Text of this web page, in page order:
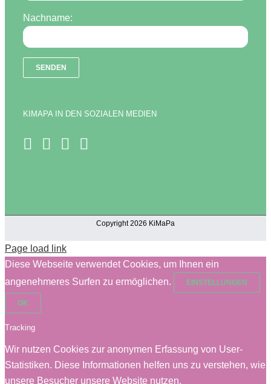
Nachname:
KIMAPA IN DEN SOZIALEN MEDIEN
Copyright 2026 KiMaPa
Page load link
Diese Webseite verwendet Cookies, um Ihnen ein
angenehmeres Surfen zu ermöglichen.
EINSTELLUNGEN
OK
Tracking
Wir nutzen Cookies zur anonymen Erfassung von User-
Statistiken. Diese Informationen helfen uns zu verstehen, wie
unsere Besucher unsere Website nutzen.